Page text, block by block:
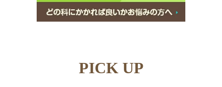
PICK UP